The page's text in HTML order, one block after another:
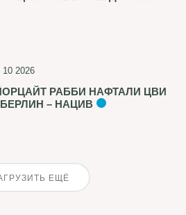
10 2026
РАББИ НАФТАЛИ ЦВИ
– НАЦИВ
ЕЩЁ